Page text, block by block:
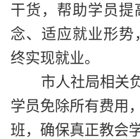
干货，帮助学员
念、适应就业形
终实现就业。
市人社局相关
学员免除所有费用
班，确保真正教会